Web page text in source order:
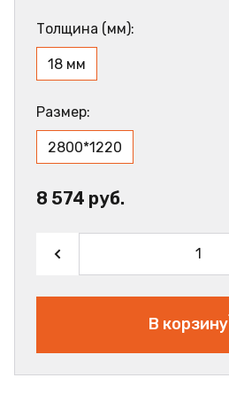
Толщина (мм):
18 мм
Размер:
2800*1220
8 574 руб.
В корзину